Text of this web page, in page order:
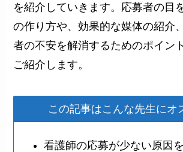
を紹介していきます。応募者の目
の作り方や、効果的な媒体の紹介
者の不安を解消するためのポイン
ご紹介します。
この記事はこんな先生にオ
看護師の応募が少ない原因